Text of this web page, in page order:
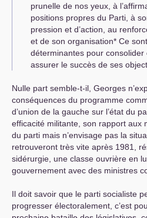
prunelle de nos yeux, à
positions propres du Parti, à
pression et d’action, au
et de son organisation* Ce
déterminantes pour consolider
assurer le succès de ses
Nulle part semble-t-il, Georges
conséquences du programme
d’union de la gauche sur l’état du
efficacité militante, son rapport aux
du parti mais n’envisage pas la
retrouveront très vite après 1981,
sidérurgie, une classe ouvrière en
gouvernement avec des ministres
Il doit savoir que le parti socialiste
progresser électoralement, c’est